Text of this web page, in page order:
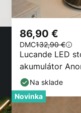
Lucande LED
akumulátor
sklo, IP44, USB
86,90 €
DMC132,90 €
Na sklade
Novinka